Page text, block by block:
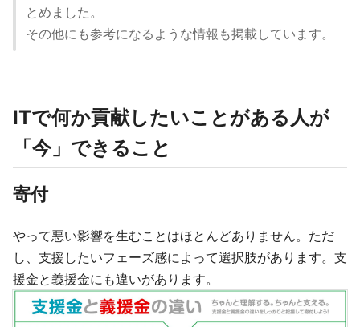
とめました。
その他にも参考になるような情報も掲載しています。
ITで何か貢献したいことがある人が
「今」できること
寄付
やって悪い影響を生むことはほとんどありません。ただ
し、支援したいフェーズ感によって選択肢があります。支
援金と義援金にも違いがあります。